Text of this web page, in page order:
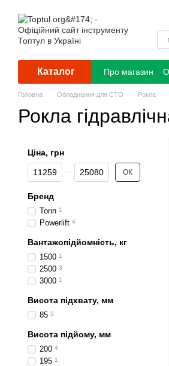
Каталог Про магазин
Головна Обладнання для СТО Рокла
Рокла
Ціна, грн
Від Ціна, грн
До Ціна, грн ОК
Бренд
Torin 1
Powerlift 4
Вантажопідйомність, кг
1500 1
2500 3
3000 1
Висота підхвату, мм
85 5
Висота підйому, мм
200 4
195 1